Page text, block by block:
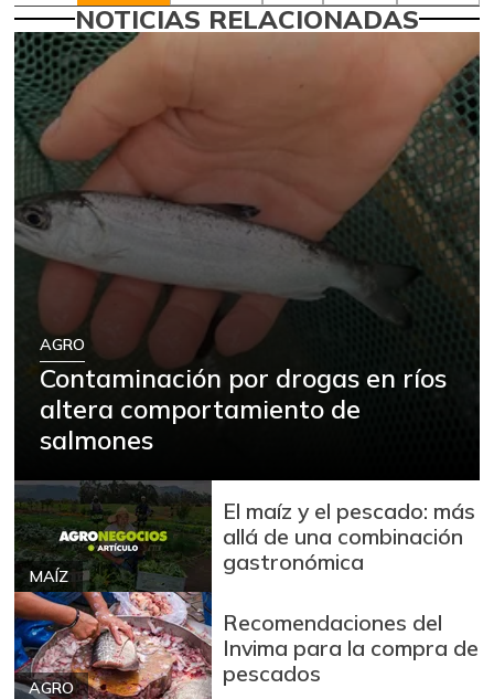
NOTICIAS RELACIONADAS
AGRO
Contaminación por drogas en ríos
altera comportamiento de
salmones
MAÍZ
El maíz y el pescado: más
allá de una combinación
gastronómica
AGRO
Recomendaciones del
Invima para la compra de
pescados